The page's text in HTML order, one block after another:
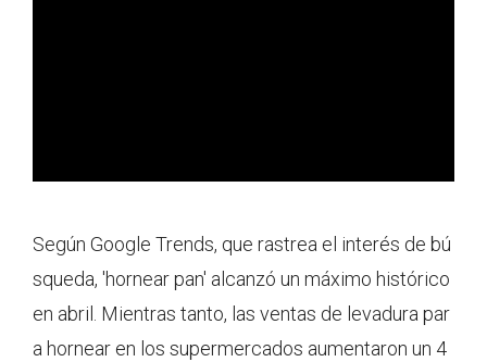
Según Google Trends, que rastrea el interés de bú
squeda, 'hornear pan' alcanzó un máximo histórico
en abril. Mientras tanto, las ventas de levadura par
a hornear en los supermercados aumentaron un 4